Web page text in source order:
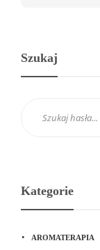
Szukaj
Kategorie
AROMATERAPIA